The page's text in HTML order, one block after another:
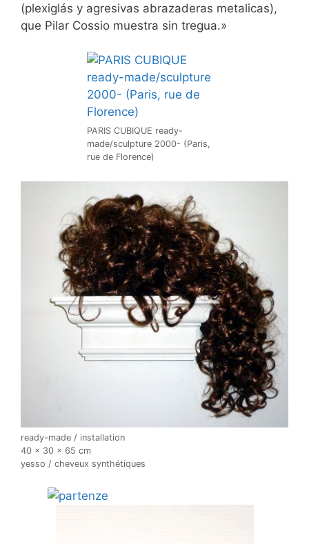
(plexiglás y agresivas abrazaderas metalicas),
que Pilar Cossio muestra sin tregua.»
PARIS CUBIQUE ready-
made/sculpture 2000- (Paris,
rue de Florence)
ready-made / installation
40 x 30 x 65 cm
yesso / cheveux synthétiques